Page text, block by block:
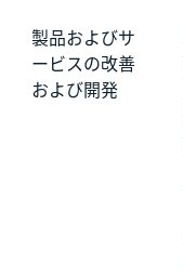
製品およびサ
ービスの改善
および開発